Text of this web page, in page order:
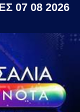
07 08 2026